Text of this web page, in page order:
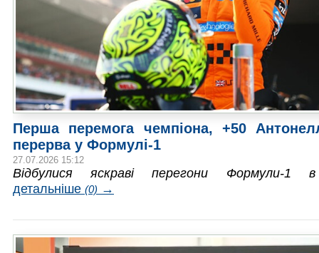
Перша перемога чемпіона, +50
перерва у Формулі-1
27.07.2026 15:12
Відбулися яскраві перегони Формули-1
детальніше (0) →